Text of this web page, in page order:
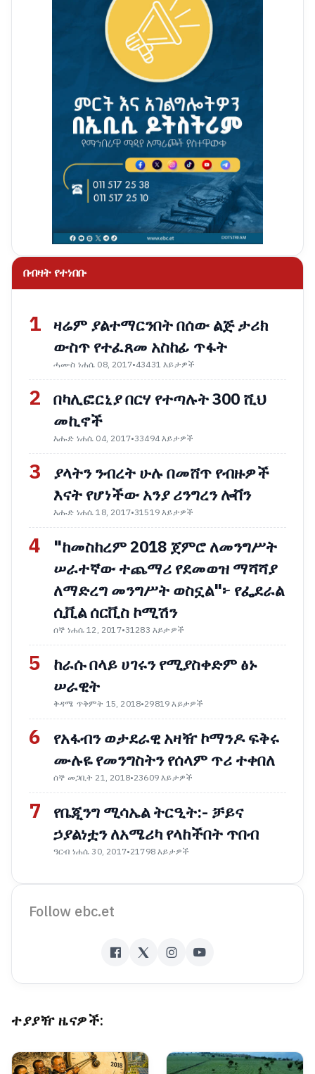
በብዛት የተነበቡ
1 ዛሬም ያልተማርንበት በሰው ልጅ ታሪክ
ውስጥ የተፈጸመ አስከፊ ጥፋት
ሓሙስ ነሐሴ 08, 2017•43431 እይታዎች
2 በካሊፎርኒያ በርሃ የተጣሉት 300 ሺህ
መኪኖች
እሑድ ነሐሴ 04, 2017•33494 እይታዎች
3
ያላትን ንብረት ሁሉ በመሸጥ የብዙዎች
እናት የሆነችው አንያ ሪንግረን ሎቨን
እሑድ ነሐሴ 18, 2017•31519 እይታዎች
4
"ከመስከረም 2018 ጀምሮ ለመንግሥት
ሠራተኛው ተጨማሪ የደመወዝ ማሻሻያ
ለማድረግ መንግሥት ወስኗል"፦ የፌደራል
ሲቪል ሰርቪስ ኮሚሽን
ሰኞ ነሐሴ 12, 2017•31283 እይታዎች
5
ከራሱ በላይ ሀገሩን የሚያስቀድም ፅኑ
ሠራዊት
ቅዳሜ ጥቅምት 15, 2018•29819 እይታዎች
6
የአፋብን ወታደራዊ አዛዥ ኮማንዶ ፍቅሩ
ሙሉዬ የመንግስትን የሰላም ጥሪ ተቀበለ
ሰኞ መጋቢት 21, 2018•23609 እይታዎች
7
የቤጂንግ ሚሳኤል ትርዒት:- ቻይና
ኃያልነቷን ለአሜሪካ የላከችበት ጥበብ
ዓርብ ነሐሴ 30, 2017•21798 እይታዎች
Follow ebc.et
ተያያዥ ዜናዎች: